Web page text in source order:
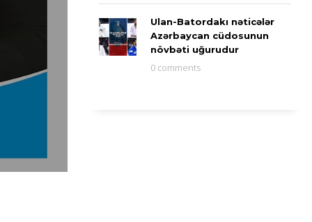
Ulan-Batordakı nəticələr
Azərbaycan cüdosunun
növbəti uğurudur
0 comments